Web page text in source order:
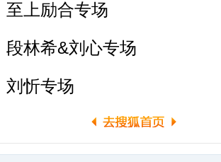
上励合专场
林希&刘心专场
忻专场